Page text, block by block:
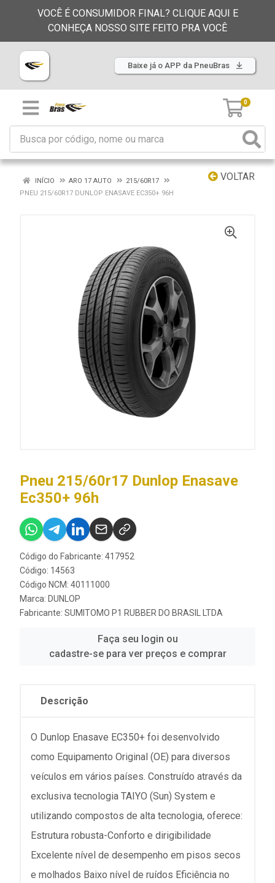
VOCÊ É CONSUMIDOR FINAL? CLIQUE AQUI E
CONHEÇA NOSSO SITE FEITO PRA VOCÊ
Baixe já o APP da PneuBras
0
VOLTAR
INÍCIO ARO 17 AUTO
215/60R17
PNEU 215/60R17 DUNLOP ENASAVE EC350+ 96H
Pneu 215/60r17 Dunlop Enasave
Ec350+ 96h
Código do Fabricante: 417952
Código: 14563
Código NCM: 40111000
Marca: DUNLOP
Fabricante: SUMITOMO P1 RUBBER DO BRASIL LTDA
Faça seu login ou
cadastre-se para ver preços e comprar
Descrição
O Dunlop Enasave EC350+ foi desenvolvido
como Equipamento Original (OE) para diversos
veículos em vários países. Construído através da
exclusiva tecnologia TAIYO (Sun) System e
utilizando compostos de alta tecnologia, oferece:
Estrutura robusta-Conforto e dirigibilidade
Excelente nível de desempenho em pisos secos
e molhados Baixo nível de ruídos Eficiência no